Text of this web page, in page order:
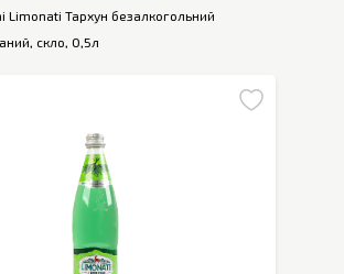
Limonati Тархун безалкогольний
скло, 0,5л